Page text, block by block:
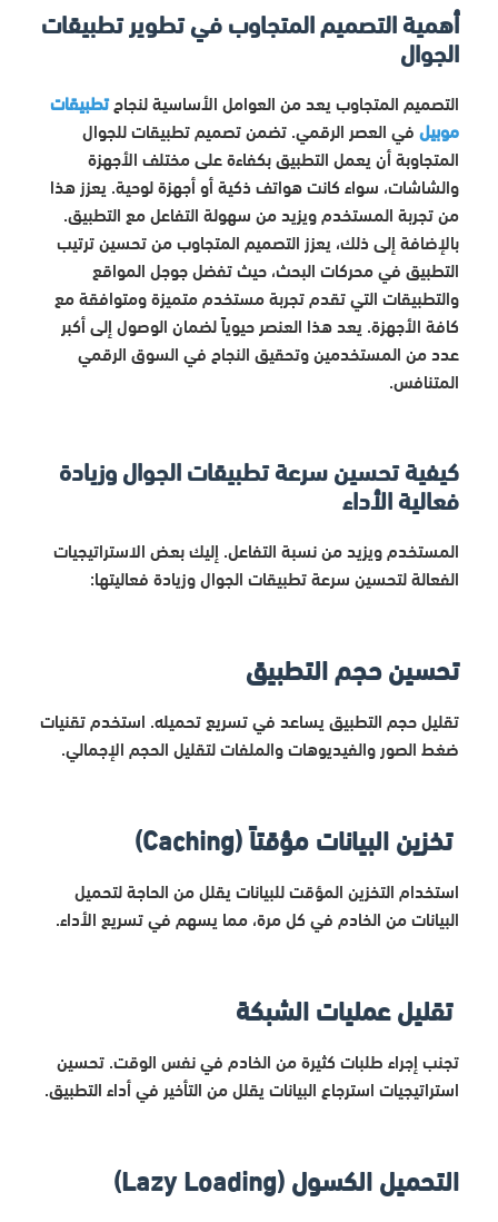
أهمية التصميم المتجاوب في تطوير تطبيقات
الجوال
التصميم المتجاوب يعد من العوامل الأساسية لنجاحتطبيقات
موبيل في العصر الرقمي. تضمن تصميم تطبيقات للجوال
المتجاوبة أن يعمل التطبيق بكفاءة على مختلف الأجهزة
والشاشات، سواء كانت هواتف ذكية أو أجهزة لوحية. يعزز هذا
من تجربة المستخدم ويزيد من سهولة التفاعل مع التطبيق.
بالإضافة إلى ذلك، يعزز التصميم المتجاوب من تحسين ترتيب
التطبيق في محركات البحث، حيث تفضل جوجل المواقع
والتطبيقات التي تقدم تجربة مستخدم متميزة ومتوافقة مع
كافة الأجهزة. يعد هذا العنصر حيوياً لضمان الوصول إلى أكبر
عدد من المستخدمين وتحقيق النجاح في السوق الرقمي
المتنافس.
كيفية تحسين سرعة تطبيقات الجوال وزيادة
فعالية الأداء
المستخدم ويزيد من نسبة التفاعل. إليك بعض الاستراتيجيات
الفعالة لتحسين سرعة تطبيقات الجوال وزيادة فعاليتها:
تحسين حجم التطبيق
تقليل حجم التطبيق يساعد في تسريع تحميله. استخدم تقنيات
ضغط الصور والفيديوهات والملفات لتقليل الحجم الإجمالي.
تخزين البيانات مؤقتاً (Caching)
استخدام التخزين المؤقت للبيانات يقلل من الحاجة لتحميل
البيانات من الخادم في كل مرة، مما يسهم في تسريع الأداء.
تقليل عمليات الشبكة
تجنب إجراء طلبات كثيرة من الخادم في نفس الوقت. تحسين
استراتيجيات استرجاع البيانات يقلل من التأخير في أداء التطبيق.
التحميل الكسول (Lazy Loading)